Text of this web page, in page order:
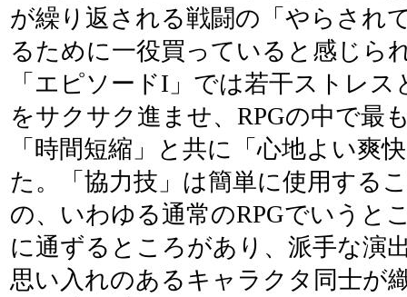
が繰り返される戦闘の「やらされ
るために一役買っていると感じら
「エピソードI」では若干ストレ
をサクサク進ませ、RPGの中で最
「時間短縮」と共に「心地よい爽
た。「協力技」は簡単に使用する
の、いわゆる通常のRPGでいうと
に通ずるところがあり、派手な演
思い入れのあるキャラクタ同士が